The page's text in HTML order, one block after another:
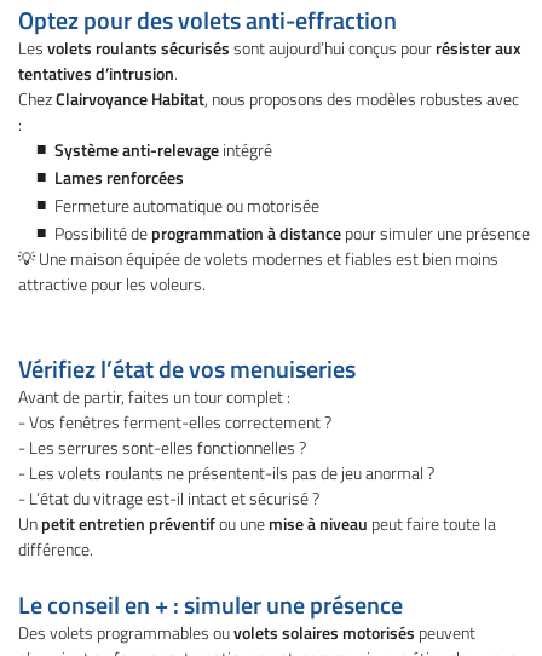
Optez pour des volets anti-effraction
Lesvolets roulants sécuriséssont aujourd’hui conçus pourrésister aux
tentatives d’intrusion.
ChezClairvoyance Habitat, nous proposons des modèles robustes avec
:
Système anti-relevageintégré
Lames renforcées
Fermeture automatique ou motorisée
Possibilité deprogrammation à distancepour simuler une présence
💡 Une maison équipée de volets modernes et fiables est bien moins
attractive pour les voleurs.
Vérifiez l’état de vos menuiseries
Avant de partir, faites un tour complet :
- Vos fenêtres ferment-elles correctement ?
- Les serrures sont-elles fonctionnelles ?
- Les volets roulants ne présentent-ils pas de jeu anormal ?
- L’état du vitrage est-il intact et sécurisé ?
Unpetit entretien préventifou unemise à niveau peut faire toute la
différence.
Le conseil en + : simuler une présence
Des volets programmables ouvolets solaires motorisés peuvent